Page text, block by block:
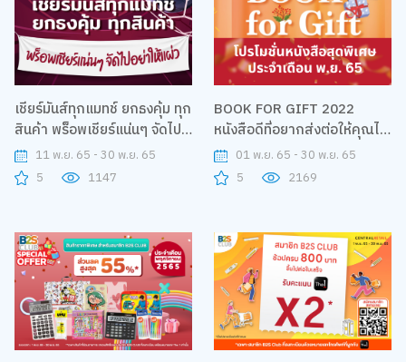
เชียร์มันส์ทุกแมทช์ ยกธงคุ้ม ทุก
สินค้า พร็อพเชียร์แน่นๆ จัดไป
อย่าให้แผ่ว
11 พ.ย. 65 - 30 พ.ย. 65
5
1147
BOOK FOR GIFT 2022
หนังสือดีที่อยากส่งต่อให้คุณได้
อ่าน01 พ.ย. 65 - 30 พ.ย. 65
5
2169